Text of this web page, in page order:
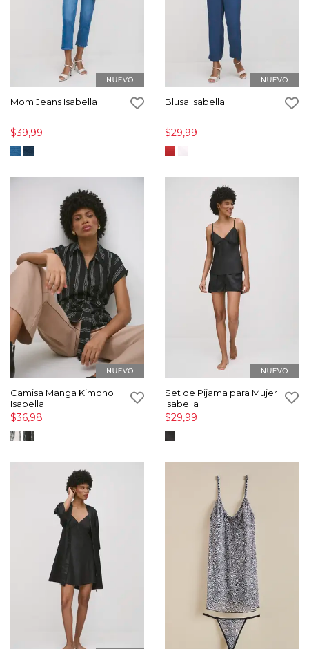
Mom Jeans Isabella
$39,99
Blusa Isabella
$29,99
Camisa Manga Kimono
Isabella
$36,98
Set de Pijama para Mujer
Isabella
$29,99